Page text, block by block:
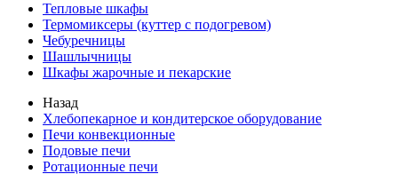
Тепловые шкафы
Термомиксеры (куттер с подогревом)
Чебуречницы
Шашлычницы
Шкафы жарочные и пекарские
Назад
Хлебопекарное и кондитерское оборудование
Печи конвекционные
Подовые печи
Ротационные печи